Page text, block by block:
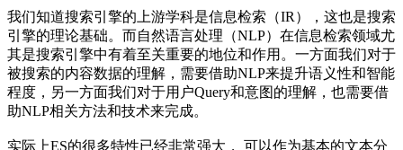
我们知道搜索引擎的上游学科是信息检索（IR），这也是搜索
引擎的理论基础。而自然语言处理（NLP）在信息检索领域尤
其是搜索引擎中有着至关重要的地位和作用。一方面我们对于
被搜索的内容数据的理解，需要借助NLP来提升语义性和智能
程度，另一方面我们对于用户Query和意图的理解，也需要借
助NLP相关方法和技术来完成。
实际上ES的很多特性已经非常强大， 可以作为基本的文本分